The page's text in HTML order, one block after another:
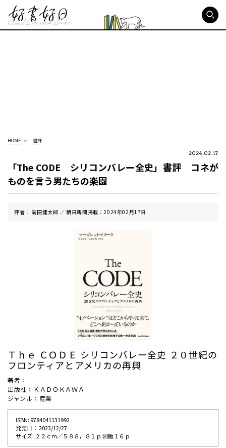
HOME 書評
2024.02.17
「The CODE シリコンバレー全史」書評 コネが
ものを言う男たちの楽園
評者： 前田健太郎 ／ 朝⽇新聞掲載：2024年02月17日
Ｔｈｅ ＣＯＤＥ シリコンバレー全史 ２０世紀の
フロンティアとアメリカの再興
著者：
出版社：ＫＡＤＯＫＡＷＡ
ジャンル：産業
ISBN: 9784041131992
発売⽇： 2023/12/27
サイズ: ２２ｃｍ／５８８，８１ｐ 図版１６ｐ